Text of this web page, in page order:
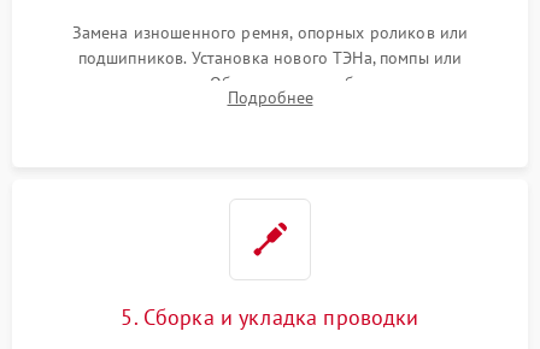
Замена изношенного ремня, опорных роликов или
подшипников. Установка нового ТЭНа, помпы или
термодатчиков. Обязательная глубокая очистка
конденсатора, крыльчатки вентилятора и воздуховодов от
Подробнее
5. Сборка и укладка проводки